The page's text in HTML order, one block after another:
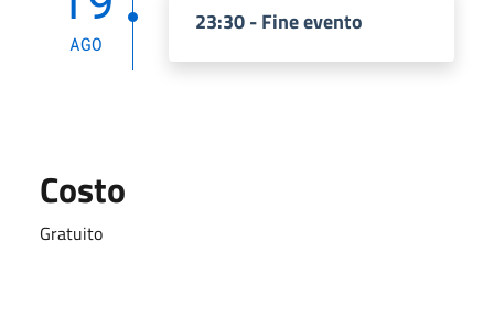
AGO
23:30 - Fine evento
Costo
Gratuito